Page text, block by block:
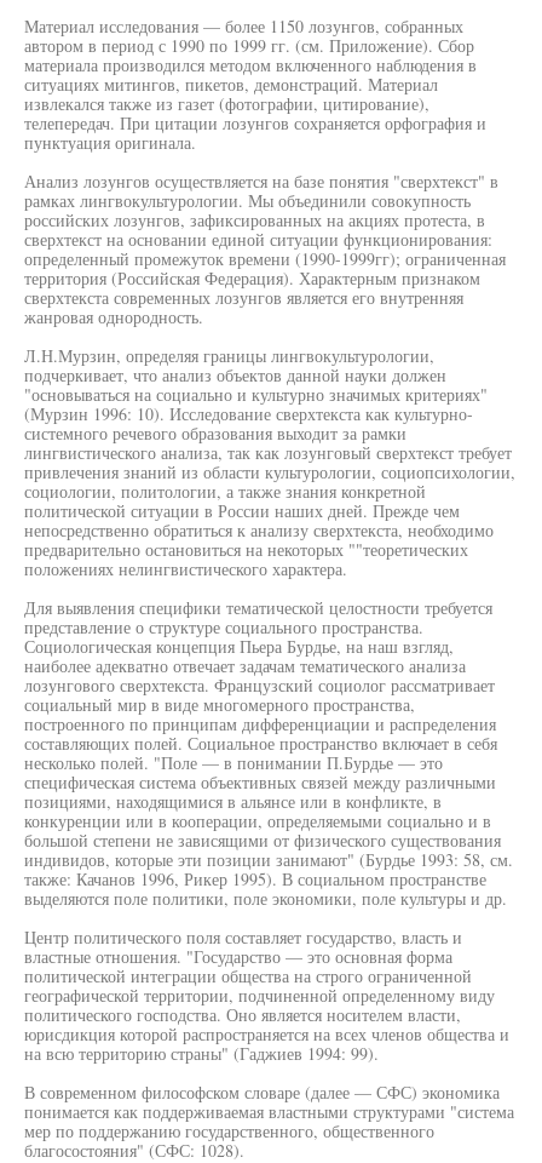
Материал исследования — более 1150 лозунгов, собранных
автором в период с 1990 по 1999 гг. (см. Приложение). Сбор
материала производился методом включенного наблюдения в
ситуациях митингов, пикетов, демонстраций. Материал
извлекался также из газет (фотографии, цитирование),
телепередач. При цитации лозунгов сохраняется орфография и
пунктуация оригинала.
Анализ лозунгов осуществляется на базе понятия "сверхтекст" в
рамках лингвокультурологии. Мы объединили совокупность
российских лозунгов, зафиксированных на акциях протеста, в
сверхтекст на основании единой ситуации функционирования:
определенный промежуток времени (1990-1999гг); ограниченная
территория (Российская Федерация). Характерным признаком
сверхтекста современных лозунгов является его внутренняя
жанровая однородность.
Л.Н.Мурзин, определяя границы лингвокультурологии,
подчеркивает, что анализ объектов данной науки должен
"основываться на социально и культурно значимых критериях"
(Мурзин 1996: 10). Исследование сверхтекста как культурно-
системного речевого образования выходит за рамки
лингвистического анализа, так как лозунговый сверхтекст требует
привлечения знаний из области культурологии, социопсихологии,
социологии, политологии, а также знания конкретной
политической ситуации в России наших дней. Прежде чем
непосредственно обратиться к анализу сверхтекста, необходимо
предварительно остановиться на некоторых ""теоретических
положениях нелингвистического характера.
Для выявления специфики тематической целостности требуется
представление о структуре социального пространства.
Социологическая концепция Пьера Бурдье, на наш взгляд,
наиболее адекватно отвечает задачам тематического анализа
лозунгового сверхтекста. Французский социолог рассматривает
социальный мир в виде многомерного пространства,
построенного по принципам дифференциации и распределения
составляющих полей. Социальное пространство включает в себя
несколько полей. "Поле — в понимании П.Бурдье — это
специфическая система объективных связей между различными
позициями, находящимися в альянсе или в конфликте, в
конкуренции или в кооперации, определяемыми социально и в
большой степени не зависящими от физического существования
индивидов, которые эти позиции занимают" (Бурдье 1993: 58, см.
также: Качанов 1996, Рикер 1995). В социальном пространстве
выделяются поле политики, поле экономики, поле культуры и др.
Центр политического поля составляет государство, власть и
властные отношения. "Государство — это основная форма
политической интеграции общества на строго ограниченной
географической территории, подчиненной определенному виду
политического господства. Оно является носителем власти,
юрисдикция которой распространяется на всех членов общества и
на всю территорию страны" (Гаджиев 1994: 99).
В современном философском словаре (далее — СФС) экономика
понимается как поддерживаемая властными структурами "система
мер по поддержанию государственного, общественного
благосостояния" (СФС: 1028).